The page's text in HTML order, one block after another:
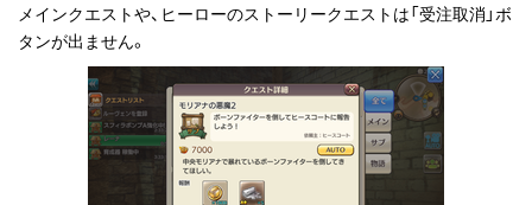
メインクエストや、ヒーローのストーリークエストは「受注取消」ボ
タンが出ません。